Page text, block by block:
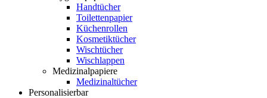
Handtücher
Toilettenpapier
Küchenrollen
Kosmetiktücher
Wischtücher
Wischlappen
Medizinalpapiere
Medizinaltücher
Personalisierbar